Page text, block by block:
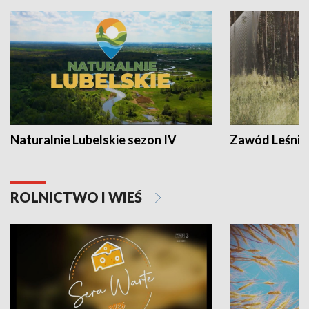
Naturalnie Lubelskie sezon IV Zawód Leśnik
ROLNICTWO I WIEŚ